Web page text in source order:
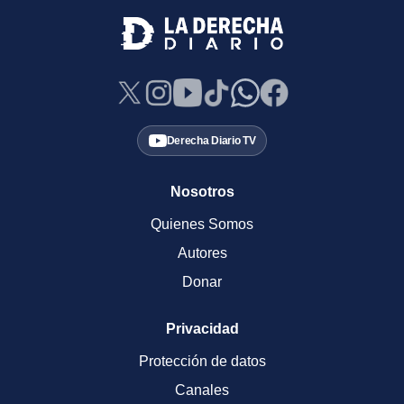
Derecha Diario TV
Nosotros
Quienes Somos
Autores
Donar
Privacidad
Protección de datos
Canales